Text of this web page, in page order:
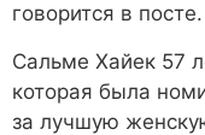
говорится в посте.
Сальме Хайек 57
которая была
за лучшую